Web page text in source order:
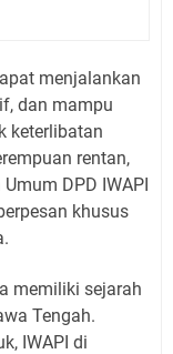
menjalankan
dan mampu
keterlibatan
rentan,
DPD IWAPI
khusus
memiliki sejarah
Tengah.
IWAPI di